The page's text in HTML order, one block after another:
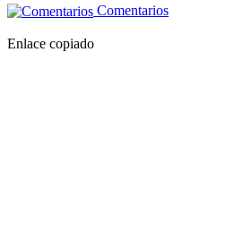
Comentarios
Enlace copiado